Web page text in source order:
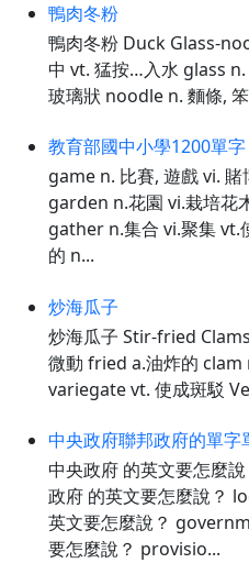
鴨肉冬粉
鴨肉冬粉 Duck Glass-
中 vt. 猛按…入水 glass
玻璃狀 noodle n. 麵條,
教育部國中小學1200單
game n. 比賽, 遊戲 vi.
garden n.花園 vi.栽培花
gather n.集合 vi.聚集 vt.
的 n...
炒海瓜子
炒海瓜子 Stir-fried
微動 fried a.油炸的
variegate vt. 使成斑駁
中央政府聯邦政府的單字
中央政府 的英文要怎麼
政府 的英文要怎麼說？
英文要怎麼說？
要怎麼說？ provisio...